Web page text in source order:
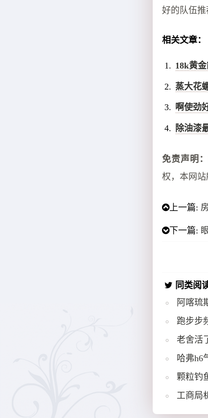
好的队伍推
相关文章：
18k黄
蒸大花
啊使劲
除油漆
免责声明：
权，本网站
上一篇:
下一篇:
同类阅
阿喀琉
跑步步
老舍活
哈弗h6
颗粒钓
工商局